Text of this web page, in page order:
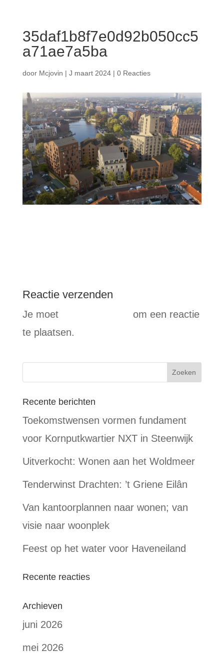
35daf1b8f7e0d92b050cc5
a71ae7a5ba
door Mcjovin | J maart 2024| 0 Reacties
Reactie verzenden
Je moet
om een reactie
te plaatsen.
Recente berichten
Toekomstwensen vormen fundament
voor Kornputkwartier NXT in Steenwijk
Uitverkocht: Wonen aan het Woldmeer
Tenderwinst Drachten: ’t Griene Eilân
Van kantoorplannen naar wonen; van
visie naar woonplek
Feest op het water voor Haveneiland
Recente reacties
Archieven
juni 2026
mei 2026